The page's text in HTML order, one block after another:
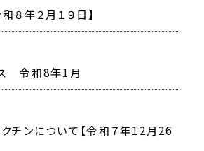
８年２月１９日】
令和8年1月
チンについて【令和７年12月26